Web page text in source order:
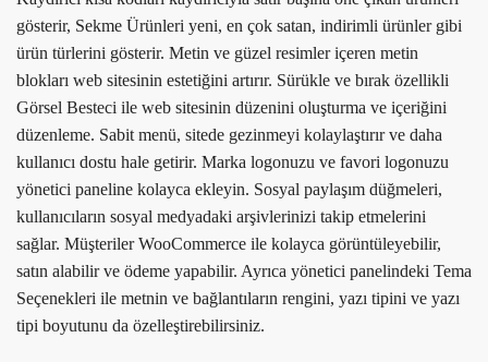
gösterir, Sekme Ürünleri yeni, en çok satan, indirimli ürünler gibi
ürün türlerini gösterir. Metin ve güzel resimler içeren metin
blokları web sitesinin estetiğini artırır. Sürükle ve bırak özellikli
Görsel Besteci ile web sitesinin düzenini oluşturma ve içeriğini
düzenleme. Sabit menü, sitede gezinmeyi kolaylaştırır ve daha
kullanıcı dostu hale getirir. Marka logonuzu ve favori logonuzu
yönetici paneline kolayca ekleyin. Sosyal paylaşım düğmeleri,
kullanıcıların sosyal medyadaki arşivlerinizi takip etmelerini
sağlar. Müşteriler WooCommerce ile kolayca görüntüleyebilir,
satın alabilir ve ödeme yapabilir. Ayrıca yönetici panelindeki Tema
Seçenekleri ile metnin ve bağlantıların rengini, yazı tipini ve yazı
tipi boyutunu da özelleştirebilirsiniz.